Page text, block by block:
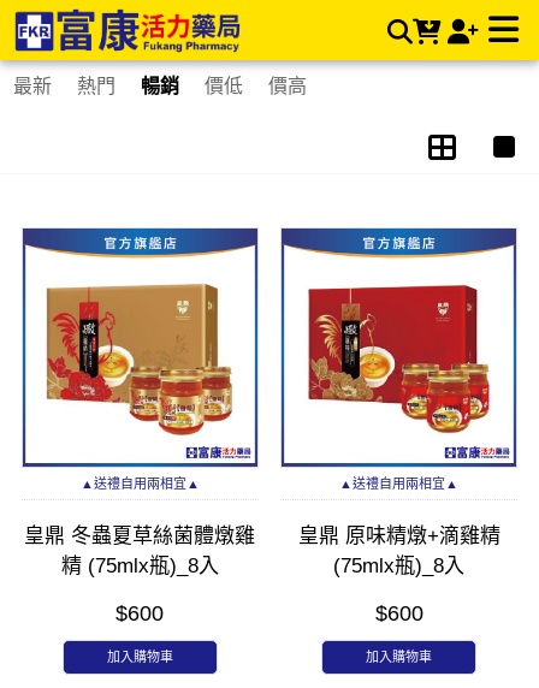
皇鼎 | 富康活力藥局購物商城
最新 熱門 暢銷 價低 價高
▲送禮自用兩相宜▲
皇鼎 冬蟲夏草絲菌體燉雞
精 (75mlx瓶)_8入
$600
加入購物車
▲送禮自用兩相宜▲
皇鼎 原味精燉+滴雞精
(75mlx瓶)_8入
$600
加入購物車